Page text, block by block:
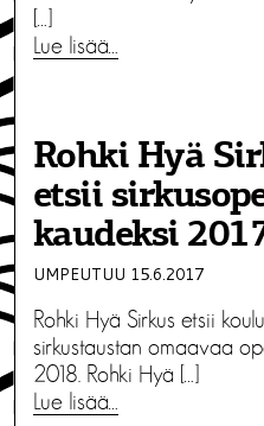
Lue lisää…
Rohki Hyä
etsii
kaudeksi
UMPEUTUU 15.6.2017
Rohki Hyä Sirkus etsii
sirkustaustan omaavaa
2018. Rohki Hyä […]
Lue lisää…